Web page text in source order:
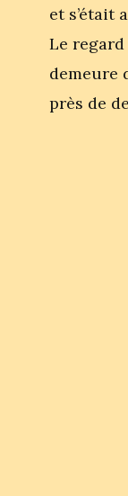
et s’était
Le
demeure
près de